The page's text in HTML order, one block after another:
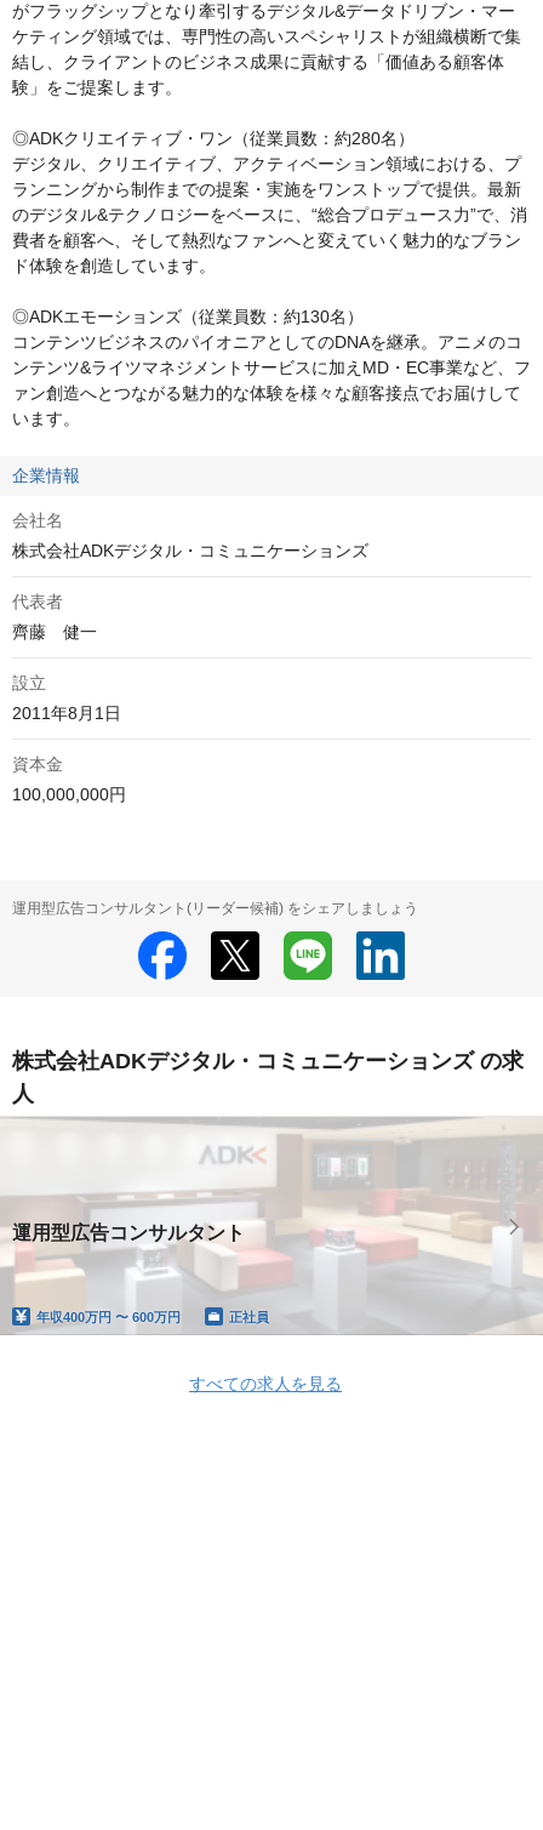
がフラッグシップとなり牽引するデジタル&データドリブン・マー
ケティング領域では、専門性の高いスペシャリストが組織横断で集
結し、クライアントのビジネス成果に貢献する「価値ある顧客体
験」をご提案します。
◎ADKクリエイティブ・ワン（従業員数：約280名）
デジタル、クリエイティブ、アクティベーション領域における、プ
ランニングから制作までの提案・実施をワンストップで提供。最新
のデジタル&テクノロジーをベースに、“総合プロデュース力”で、消
費者を顧客へ、そして熱烈なファンへと変えていく魅力的なブラン
ド体験を創造しています。
◎ADKエモーションズ（従業員数：約130名）
コンテンツビジネスのパイオニアとしてのDNAを継承。アニメのコ
ンテンツ&ライツマネジメントサービスに加えMD・EC事業など、フ
ァン創造へとつながる魅力的な体験を様々な顧客接点でお届けして
います。
企業情報
会社名
株式会社ADKデジタル・コミュニケーションズ
代表者
齊藤　健一
設立
2011年8月1日
資本金
運用型広告コンサルタント(リーダー候補) をシェアしましょう
株式会社ADKデジタル・コミュニケーションズ の求
人
運用型広告コンサルタント
年収400万円 〜 600万円 正社員
すべての求人を見る